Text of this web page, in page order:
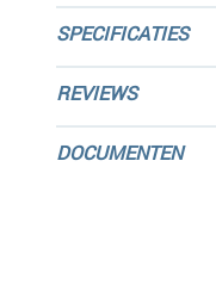
SPECIFICATIES
REVIEWS
DOCUMENTEN